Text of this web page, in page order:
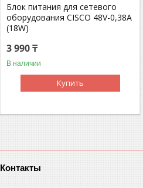
Блок питания для сетевого
оборудования CISCO 48V-0,38A
(18W)
3 990 ₸
В наличии
Купить
Контакты